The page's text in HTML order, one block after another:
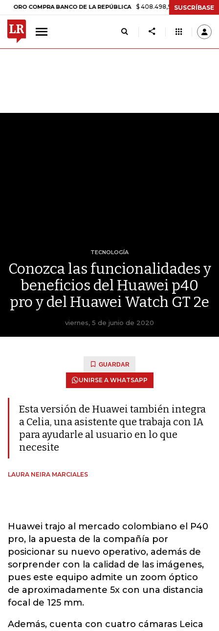
COMPRA BANCO DE LA REPÚBLICA $ 408.498,97 +$ 8.753,81 +2,19%
SUSCRÍBASE
TECNOLOGÍA
Conozca las funcionalidades y
beneficios del Huawei p40
pro y del Huawei Watch GT 2e
viernes, 5 de junio de 2020
GUARDAR
UNIRSE A WHATSAPP
Esta versión de Huawei también integra
a Celia, una asistente que trabaja con IA
para ayudarle al usuario en lo que
necesite
LAURA NEIRA MARCIALES
Huawei trajo al mercado colombiano el P40
pro, la apuesta de la compañía por
posicionar su nuevo operativo, además de
sorprender con la calidad de las imágenes,
pues este equipo admite un zoom óptico
de aproximadamente 5x con una distancia
focal de 125 mm.
Además, cuenta con cuatro cámaras Leica